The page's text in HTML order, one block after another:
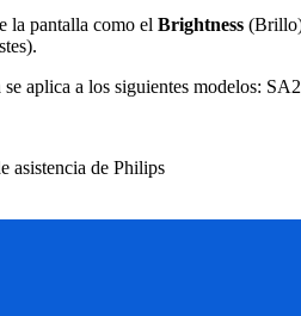
la pantalla como el Brightness
aplica a los siguientes modelos:
asistencia de Philips